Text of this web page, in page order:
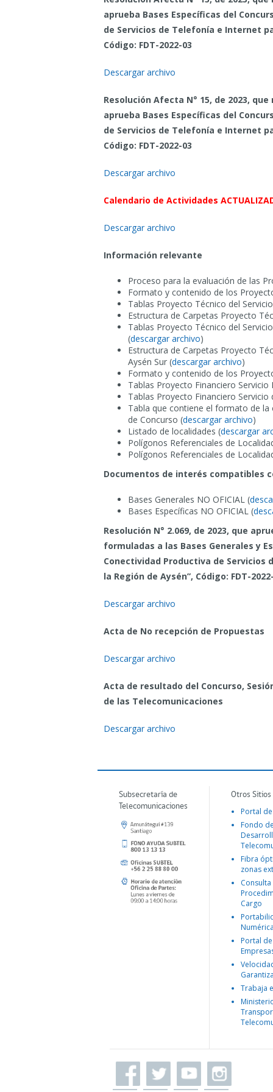
aprueba Bases Específicas del
de Servicios de Telefonía e Internet
Código: FDT-2022-03
Descargar archivo
Resolución Afecta N° 15, de 2023,
aprueba Bases Específicas del
de Servicios de Telefonía e Internet
Código: FDT-2022-03
Descargar archivo
Calendario de Actividades
Descargar archivo
Información relevante
Proceso para la evaluación de las
Formato y contenido de los
Tablas Proyecto Técnico del
Estructura de Carpetas Proyecto
Tablas Proyecto Técnico del
(descargar archivo)
Estructura de Carpetas Proyecto
Aysén Sur (descargar archivo)
Formato y contenido de los
Tablas Proyecto Financiero Servicio
Tablas Proyecto Financiero
Tabla que contiene el formato de
de Concurso (descargar archivo)
Listado de localidades (descargar
Polígonos Referenciales de
Polígonos Referenciales de
Documentos de interés compatibles
Bases Generales NO OFICIAL (
Bases Específicas NO OFICIAL (
Resolución N° 2.069, de 2023, que
formuladas a las Bases Generales y
Conectividad Productiva de
la Región de Aysén”, Código: FDT-
Descargar archivo
Acta de No recepción de Propuestas
Descargar archivo
Acta de resultado del Concurso,
de las Telecomunicaciones
Descargar archivo
Subsecretaría de
Telecomunicaciones
Otros
Portal
Fondo
Fibra
zonas
Consulta
Cargo
Portal
Trabaja